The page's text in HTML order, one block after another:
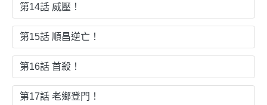
第14話 威壓！
第15話 順昌逆亡！
第16話 首殺！
第17話 老鄉登門！